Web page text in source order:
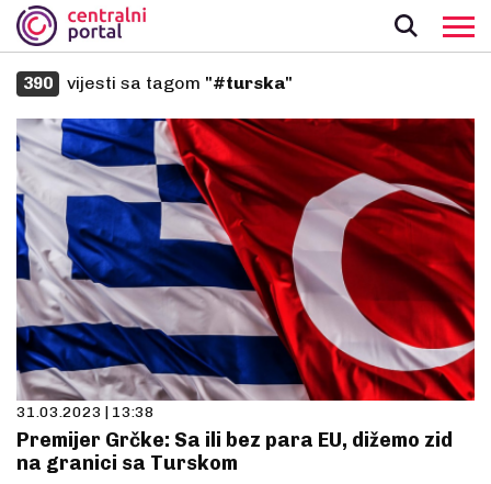
390 vijesti sa tagom "#turska"
31.03.2023 | 13:38
Premijer Grčke: Sa ili bez para EU, dižemo zid
na granici sa Turskom